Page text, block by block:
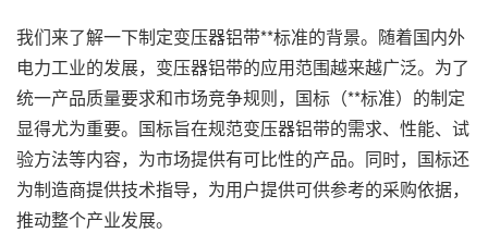
我们来了解一下制定变压器铝带**标准的背景。随着国内外
电力工业的发展，变压器铝带的应用范围越来越广泛。为了
统一产品质量要求和市场竞争规则，国标（**标准）的制定
显得尤为重要。国标旨在规范变压器铝带的需求、性能、试
验方法等内容，为市场提供有可比性的产品。同时，国标还
为制造商提供技术指导，为用户提供可供参考的采购依据，
推动整个产业发展。